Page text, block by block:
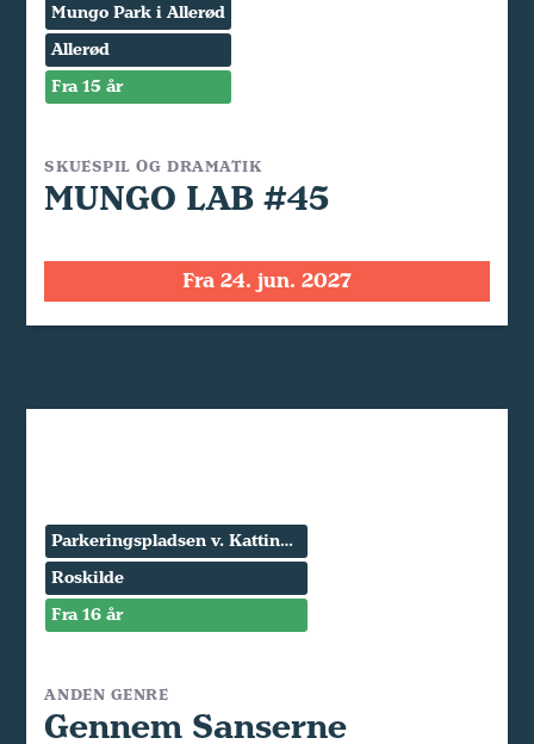
Mungo Park i Allerød
Allerød
Fra 15 år
SKUESPIL OG DRAMATIK
MUNGO LAB #45
Fra 24. jun. 2027
Parkeringspladsen v. Kattinge Værk
Roskilde
Fra 16 år
ANDEN GENRE
Gennem Sanserne